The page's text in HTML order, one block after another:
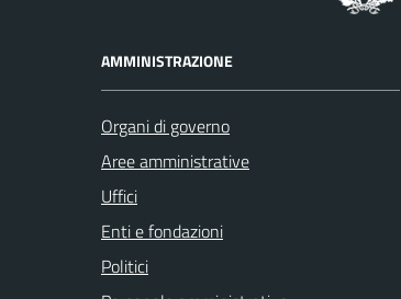
AMMINISTRAZIONE
Organi di governo
Aree amministrative
Uffici
Enti e fondazioni
Politici